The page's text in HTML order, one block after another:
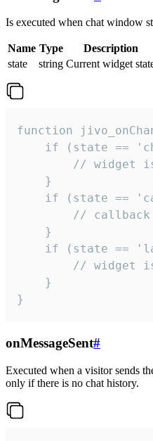
Is executed when chat window
Name Type
Description
state
string Current widget
function
if (state ==
// widget
    }
if (state ==
//
    }
if (state ==
// widget
    }
}
onMessageSent#
Executed when a visitor sends
only if there is no chat history.